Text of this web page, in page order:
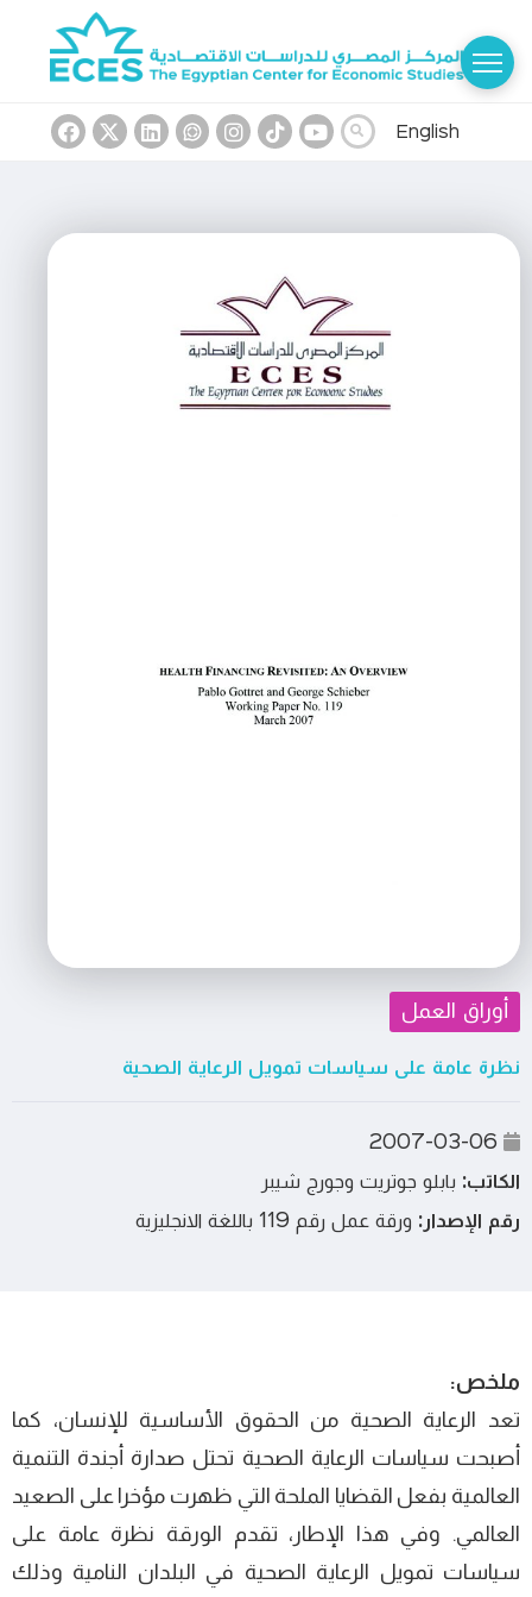
English
أوراق العمل
نظرة عامة على سياسات تمويل الرعاية الصحية
الكاتب: بابلو جوتريت وجورج شيبر
رقم الإصدار: ورقة عمل رقم 119 باللغة الانجليزية
ملخص:
تعد الرعاية الصحية من الحقوق الأساسية للإنسان، كما
أصبحت سياسات الرعاية الصحية تحتل صدارة أجندة التنمية
العالمية بفعل القضايا الملحة التي ظھرت مؤخرا على الصعيد
العالمي. وفي ھذا الإطار، تقدم الورقة نظرة عامة على
سياسات تمويل الرعاية الصحية في البلدان النامية وذلك